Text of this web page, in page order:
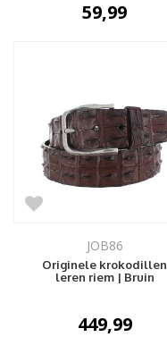
59,99
JOB86
Originele krokodillen
leren riem | Bruin
449,99